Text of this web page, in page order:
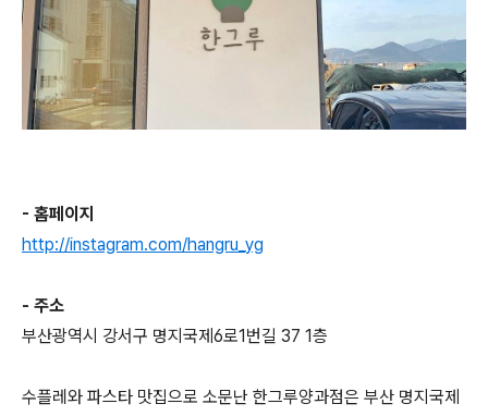
- 홈페이지
http://instagram.com/hangru_yg
- 주소
부산광역시 강서구 명지국제6로1번길 37 1층
수플레와 파스타 맛집으로 소문난 한그루양과점은 부산 명지국제